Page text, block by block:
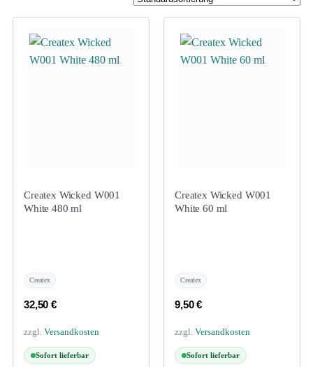
Createx Wicked W001
White 480 ml
Createx
32,50€
zzgl. Versandkosten
Sofort lieferbar
Createx Wicked W001
White 60 ml
Createx
9,50€
zzgl. Versandkosten
Sofort lieferbar